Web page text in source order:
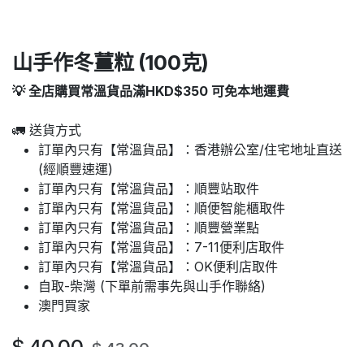
山手作冬薑粒 (100克)
💡 全店購買常溫貨品滿HKD$350 可免本地運費
🚛 送貨方式
訂單內只有【常溫貨品】：香港辦公室/住宅地址直送
(經順豐速運)
訂單內只有【常溫貨品】：順豐站取件
訂單內只有【常溫貨品】：順便智能櫃取件
訂單內只有【常溫貨品】：順豐營業點
訂單內只有【常溫貨品】：7-11便利店取件
訂單內只有【常溫貨品】：OK便利店取件
自取-柴灣 (下單前需事先與山手作聯絡)
澳門買家